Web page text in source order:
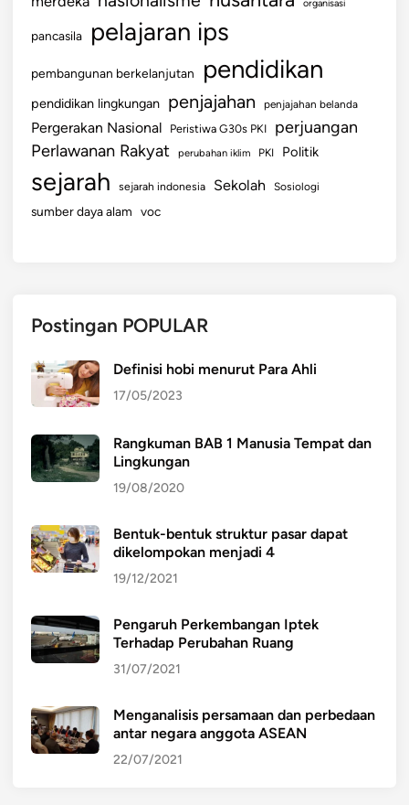
organisasi
pancasila pelajaran ips
pembangunan berkelanjutan pendidikan
pendidikan lingkungan penjajahan penjajahan belanda
Pergerakan Nasional Peristiwa G30s PKI perjuangan
Perlawanan Rakyat perubahan iklim PKI Politik
sejarah sejarah indonesia Sekolah Sosiologi
sumber daya alam voc
Postingan POPULAR
Definisi hobi menurut Para Ahli
17/05/2023
Rangkuman BAB 1 Manusia Tempat dan
Lingkungan
19/08/2020
Bentuk-bentuk struktur pasar dapat
dikelompokan menjadi 4
19/12/2021
Pengaruh Perkembangan Iptek
Terhadap Perubahan Ruang
31/07/2021
Menganalisis persamaan dan perbedaan
antar negara anggota ASEAN
22/07/2021